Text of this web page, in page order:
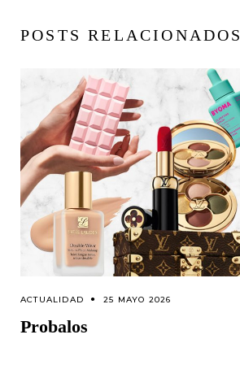
POSTS RELACIONADOS
ACTUALIDAD 25 MAYO 2026
Probalos